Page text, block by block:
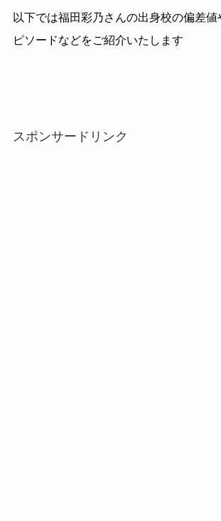
以下では福田彩乃さんの出身校の偏差
ピソードなどをご紹介いたします
スポンサードリンク